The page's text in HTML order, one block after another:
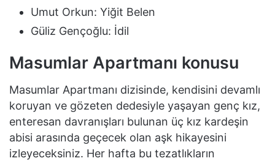
Umut Orkun: Yiğit Belen
Güliz Gençoğlu: İdil
Masumlar Apartmanı konusu
Masumlar Apartmanı dizisinde, kendisini devamlı
koruyan ve gözeten dedesiyle yaşayan genç kız,
enteresan davranışları bulunan üç kız kardeşin
abisi arasında geçecek olan aşk hikayesini
izleyeceksiniz. Her hafta bu tezatlıkların